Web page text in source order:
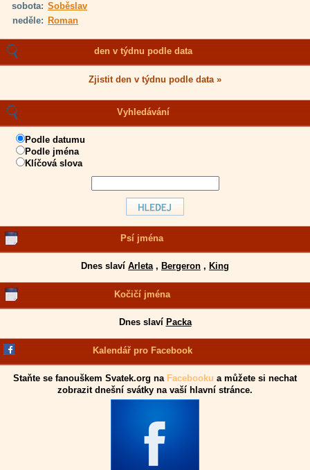
sobota: Soběslav
neděle: Roman
den v týdnu podle data
Zjistit den v týdnu podle data »
Vyhledávání
Podle datumu
Podle jména
Klíčová slova
Psí jména
Dnes slaví Arleta, Bergeron , King
Kočičí jména
Dnes slaví Packa
Kalendář pro Facebook
Staňte se fanouškem Svatek.org na Facebooku a můžete si nechat
zobrazit dnešní svátky na vaší hlavní stránce.